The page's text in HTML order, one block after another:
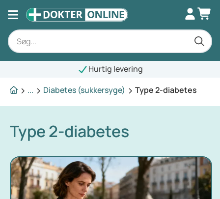
Hurtig levering
...
Diabetes (sukkersyge) Type 2-diabetes
Type 2-diabetes